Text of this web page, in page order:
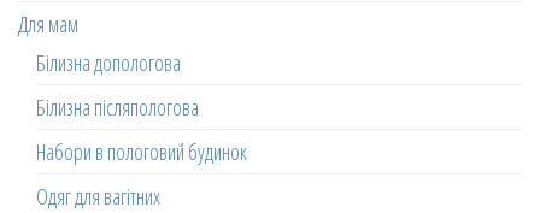
Для мам
Білизна допологова
Білизна післяпологова
Набори в пологовий будинок
Одяг для вагітних